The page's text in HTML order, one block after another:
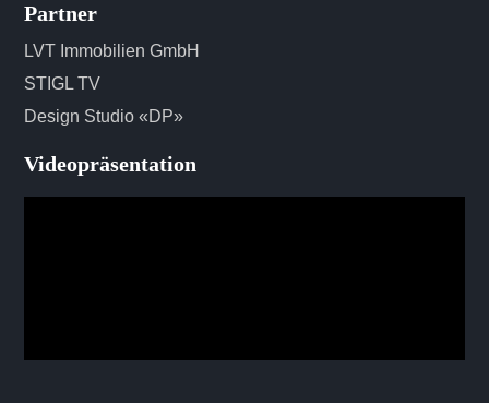
Partner
LVT Immobilien GmbH
STIGL TV
Design Studio «DP»
Videopräsentation